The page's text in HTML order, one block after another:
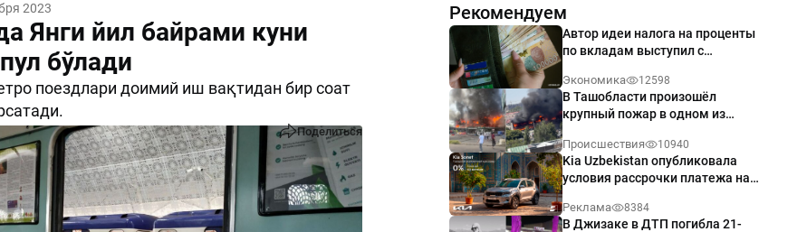
2023
Янги йил байрами куни
бўлади
поездлари доимий иш вақтидан бир соат
Поделиться
Рекомендуем
Автор идеи налога на проценты
по вкладам выступил с
Экономика 12598
В Ташобласти произошёл
крупный пожар в одном из
Происшествия 10940
Kia Uzbekistan опубликовала
условия рассрочки платежа на
годовых
Реклама 8384
В Джизаке в ДТП погибла 21-